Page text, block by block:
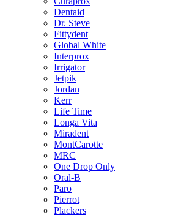
Dentaid
Dr. Steve
Fittydent
Global White
Interprox
Irrigator
Jetpik
Jordan
Kerr
Life Time
Longa Vita
Miradent
MontCarotte
MRC
One Drop Only
Oral-B
Paro
Pierrot
Plackers